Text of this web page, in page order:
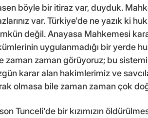
böyle bir itiraz var, duyduk.
var. Türkiye'de ne yazık ki
değil. Anayasa Mahkemesi
uygulanmadığı bir yerde
zaman zaman görüyoruz; bu
karar alan hakimlerimiz ve
olmasa bile zaman zaman çok
Tunceli'de bir kızımızın